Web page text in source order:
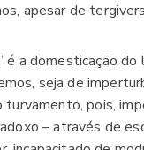
apesar de
é a domesticação
seja de
pois,
– através de